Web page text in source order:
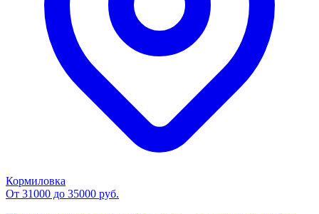
Кормиловка
От 31000 до 35000 руб.